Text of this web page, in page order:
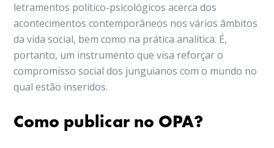
letramentos político-psicológicos acerca dos
acontecimentos contemporâneos nos vários âmbitos
da vida social, bem como na prática analítica. É,
portanto, um instrumento que visa reforçar o
compromisso social dos junguianos com o mundo no
qual estão inseridos.
Como publicar no OPA?